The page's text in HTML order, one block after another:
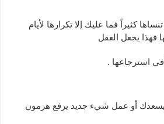
كثيراً فما عليك إلا تكرارها لأيام
فهذا يجعل العقل
في استرجاعها .
أو عمل شيء جديد يرفع هرمون